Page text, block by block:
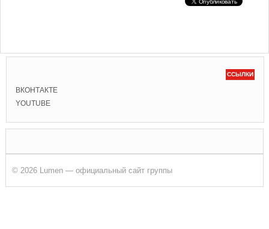
ССЫЛКИ
ВКОНТАКТЕ
YOUTUBE
© 2026 Lumen — официальный сайт группы